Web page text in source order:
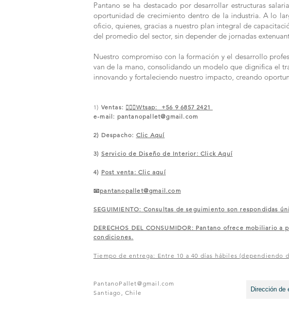
Pantano se ha destacado por desarrollar estructuras
oportunidad de crecimiento dentro de la industria. A lo
oficio, quienes, gracias a nuestro plan integral de
del promedio del sector, sin depender de jornadas
Nuestro compromiso con la formación y el desarrollo
van de la mano, consolidando un modelo que dignifica el
innovando y fortaleciendo nuestro impacto, creando
1) Ventas: 🙋🏼‍♀️Wtsap: +56 9 6857 2421
e-mail: pantanopallet@gmail.com
2) Despacho: Clic Aquí
3) Servicio de Diseño de Interior: Click Aquí
4) Post venta: Clic aquí
📧pantanopallet@gmail.com
SEGUIMIENTO: Consultas de seguimiento son respondidas
​DERECHOS DEL CONSUMIDOR: Pantano ofrece mobiliario
condiciones.
Tiempo de entrega: Entre 10 a 40 días hábiles
PantanoPallet@gmail.com
Santiago, Chile